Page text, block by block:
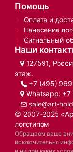
Помощь
Оплата и
Нанесение
Сигнальный
Наши
127591,
этаж.
+7 (495)
Whatsapp: +7
sale@art-
© 2007-2025
логотипом
Обращаем ваше
исключительно